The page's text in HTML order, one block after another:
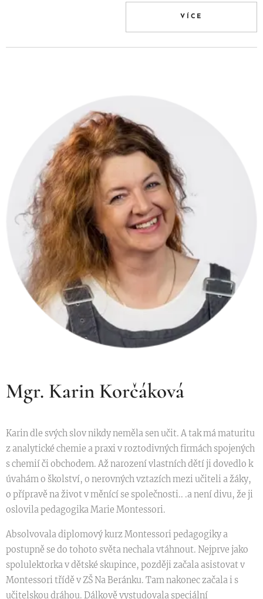
VÍCE
Mgr. Karin Korčáková
Karin dle svých slov nikdy neměla sen učit. A tak má maturitu
z analytické chemie a praxi v roztodivných firmách spojených
s chemií či obchodem. Až narození vlastních dětí ji dovedlo k
úvahám o školství, o nerovných vztazích mezi učiteli a žáky,
o přípravě na život v měnící se společnosti.. .a není divu, že ji
oslovila pedagogika Marie Montessori.
Absolvovala diplomový kurz Montessori pedagogiky a
postupně se do tohoto světa nechala vtáhnout. Nejprve jako
spolulektorka v dětské skupince, později začala asistovat v
Montessori třídě v ZŠ Na Beránku. Tam nakonec začala i s
učitelskou dráhou. Dálkově vystudovala speciální